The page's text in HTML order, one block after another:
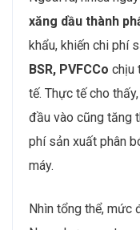
xăng dầu thành
khẩu, khiến chi phí
BSR, PVFCCo chịu
tế. Thực tế cho
đầu vào cũng tăng
phí sản xuất phân
máy.
Nhìn tổng thể, mức